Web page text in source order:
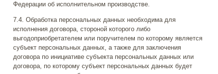
Федерации об исполнительном производстве.
7.4. Обработка персональных данных необходима для
исполнения договора, стороной которого либо
выгодоприобретателем или поручителем по которому является
субъект персональных данных, а также для заключения
договора по инициативе субъекта персональных данных или
договора, по которому субъект персональных данных будет